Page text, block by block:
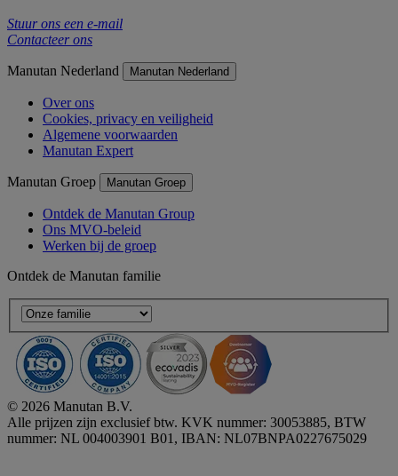
Stuur ons een e-mail
Contacteer ons
Manutan Nederland Manutan Nederland
Over ons
Cookies, privacy en veiligheid
Algemene voorwaarden
Manutan Expert
Manutan Groep Manutan Groep
Ontdek de Manutan Group
Ons MVO-beleid
Werken bij de groep
Ontdek de Manutan familie
© 2026 Manutan B.V.
Alle prijzen zijn exclusief btw. KVK nummer: 30053885, BTW
nummer: NL 004003901 B01, IBAN: NL07BNPA0227675029